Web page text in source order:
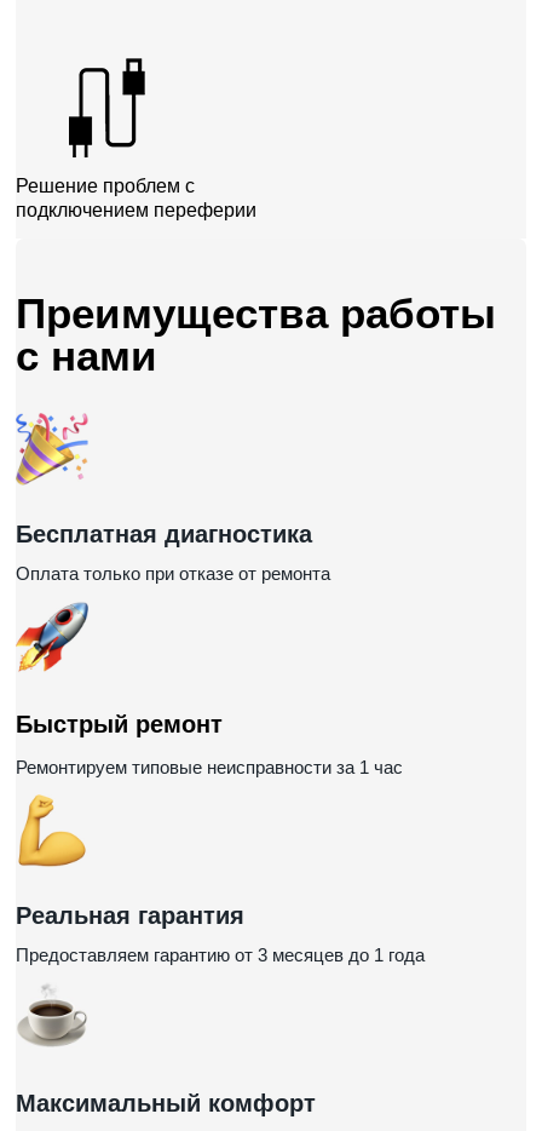
Решение проблем с
подключением переферии
Преимущества работы
с нами
Бесплатная диагностика
Оплата только при отказе от ремонта
Быстрый ремонт
Ремонтируем типовые неисправности за 1 час
Реальная гарантия
Предоставляем гарантию от 3 месяцев до 1 года
Максимальный комфорт